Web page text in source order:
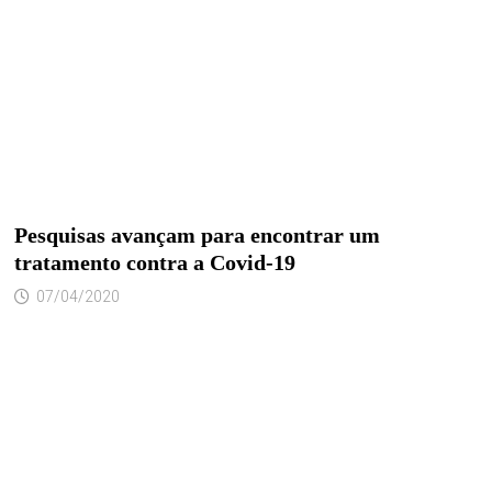
Pesquisas avançam para encontrar um
tratamento contra a Covid-19
07/04/2020